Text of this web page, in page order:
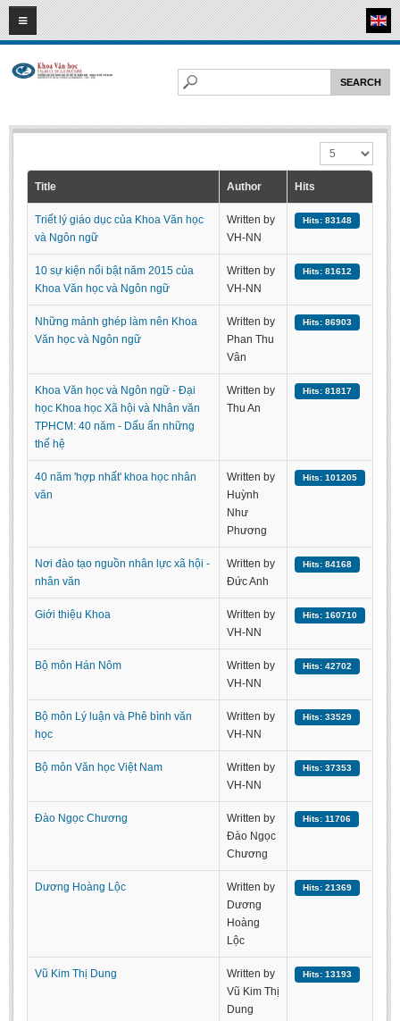
08 2026
HOME
Faculty of Literature
Department of Vietnamese Literature
Department of Foreign Literatures and Comparative Literature
Department of Sinology-Nom Studies
Department of Arts Studies
Center of Sinology and Nom Studies
Images - Events
Undergraduate: Regular Degree
Undergraduate: Honor Degree
LITERARY WRITINGS & TRANSLATING
Sinology & Nom
Linguistics
Vietnamese Folk Culture
Literary Theory & Criticism
Theater and Film
Culture - History - Philosophy
BA, MA, PhD. Theses
Studies on Vietnamese and Korean Literature and Films
Modernization process in Japanese literature and in the literatures of
Studies on Sinology & Nom
Vietnamese and Japanese Literature Viewed from an East Asian
Display #
Title Author Hits
Triết lý giáo dục của Khoa Văn học
và Ngôn ngữ
Written by
VH-NN
Hits: 83148
10 sự kiện nổi bật năm 2015 của
Khoa Văn học và Ngôn ngữ
Written by
VH-NN
Hits: 81612
Những mảnh ghép làm nên Khoa
Văn học và Ngôn ngữ
Written by
Phan Thu
Vân
Hits: 86903
Khoa Văn học và Ngôn ngữ - Đại
học Khoa học Xã hội và Nhân văn
TPHCM: 40 năm - Dấu ấn những
thế hệ
Written by
Thu An
Hits: 81817
40 năm 'hợp nhất' khoa học nhân
văn
Written by
Huỳnh
Như
Phương
Hits: 101205
Nơi đào tạo nguồn nhân lực xã hội -
nhân văn
Written by
Đức Anh
Hits: 84168
Giới thiệu Khoa
Written by
VH-NN
Hits: 160710
Bộ môn Hán Nôm
Written by
VH-NN
Hits: 42702
Bộ môn Lý luận và Phê bình văn
học
Written by
VH-NN
Hits: 33529
Bộ môn Văn học Việt Nam
Written by
VH-NN
Hits: 37353
Đào Ngọc Chương
Written by
Đào Ngọc
Chương
Hits: 11706
Dương Hoàng Lộc
Written by
Dương
Hoàng
Lộc
Hits: 21369
Vũ Kim Thị Dung
Written by
Vũ Kim Thị
Dung
Hits: 13193